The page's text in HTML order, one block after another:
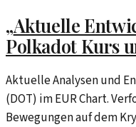
„Aktuelle
Polkadot Kurs
Aktuelle Analysen und
(DOT) im EUR Chart.
Bewegungen auf dem